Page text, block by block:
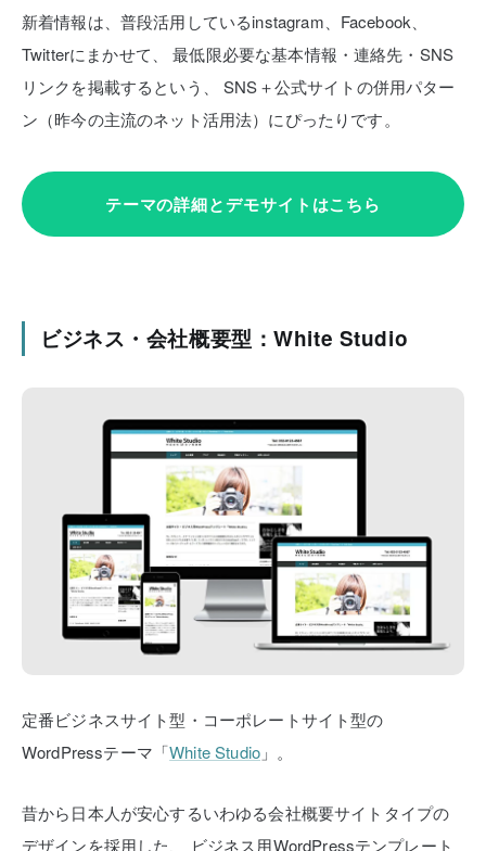
新着情報は、普段活用しているinstagram、Facebook、
Twitterにまかせて、
最低限必要な基本情報・連絡先・SNS
リンクを掲載するという、
SNS＋公式サイトの併用パター
ン（昨今の主流のネット活用法）にぴったりです。
テーマの詳細とデモサイトはこちら
ビジネス・会社概要型：White Studio
定番ビジネスサイト型・コーポレートサイト型の
WordPressテーマ「White Studio 」。
昔から日本人が安心するいわゆる会社概要サイトタイプの
デザインを採用した、
ビジネス用WordPressテンプレート